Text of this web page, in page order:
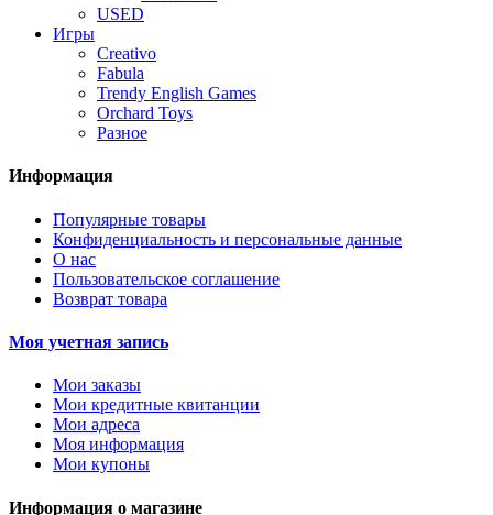
USED
Игры
Creativo
Fabula
Trendy English Games
Orchard Toys
Разное
Информация
Популярные товары
Конфиденциальность и персональные данные
О нас
Пользовательское соглашение
Возврат товара
Моя учетная запись
Мои заказы
Мои кредитные квитанции
Мои адреса
Моя информация
Мои купоны
Информация о магазине